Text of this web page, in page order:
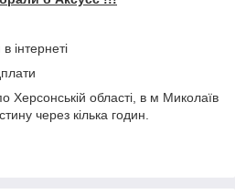
інтернеті
області, в м Миколаїв
через кілька годин.